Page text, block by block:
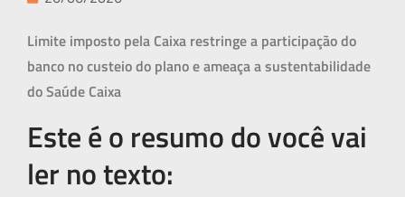
Limite imposto pela Caixa restringe a participação do
banco no custeio do plano e ameaça a sustentabilidade
do Saúde Caixa
Este é o resumo do você vai
ler no texto: